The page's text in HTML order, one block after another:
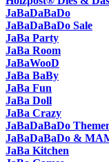
JaBaDaBaDo
JaBaDaBaDo Sale
JaBa Party
JaBa Room
JaBaWooD
JaBa BaBy
JaBa Fun
JaBa Doll
JaBa Crazy
JaBaDaBaDo
JaBaDaBaDo &
JaBa Kitchen